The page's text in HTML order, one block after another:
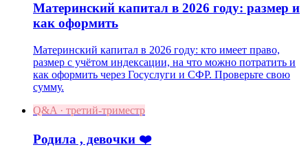
Материнский капитал в 2026 году: размер и
как оформить
Материнский капитал в 2026 году: кто имеет право,
размер с учётом индексации, на что можно потратить и
как оформить через Госуслуги и СФР. Проверьте свою
сумму.
Q&A · третий-триместр
Родила , девочки ❤️